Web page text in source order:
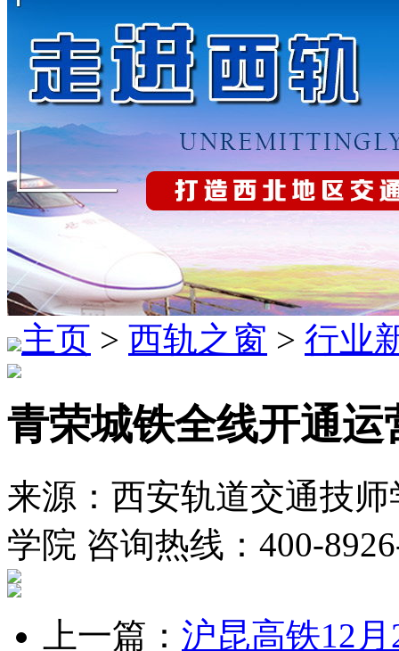
主页 > 西轨之窗 > 行业
青荣城铁全线开通运
来源：西安轨道交通技
学院 咨询热线：400-
上一篇： 沪昆高铁12